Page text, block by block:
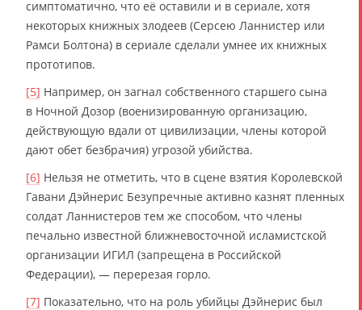
симптоматично, что её оставили и в сериале, хотя
некоторых книжных злодеев (Серсею Ланнистер или
Рамси Болтона) в сериале сделали умнее их книжных
прототипов.
[5] Например, он загнал собственного старшего сына
в Ночной Дозор (военизированную организацию,
действующую вдали от цивилизации, члены которой
дают обет безбрачия) угрозой убийства.
[6] Нельзя не отметить, что в сцене взятия Королевской
Гавани Дэйнерис Безупречные активно казнят пленных
солдат Ланнистеров тем же способом, что члены
печально известной ближневосточной исламистской
организации ИГИЛ (запрещена в Российской
Федерации), — перерезая горло.
[7] Показательно, что на роль убийцы Дэйнерис был